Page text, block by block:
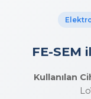
FE-SEM
Kullanılan